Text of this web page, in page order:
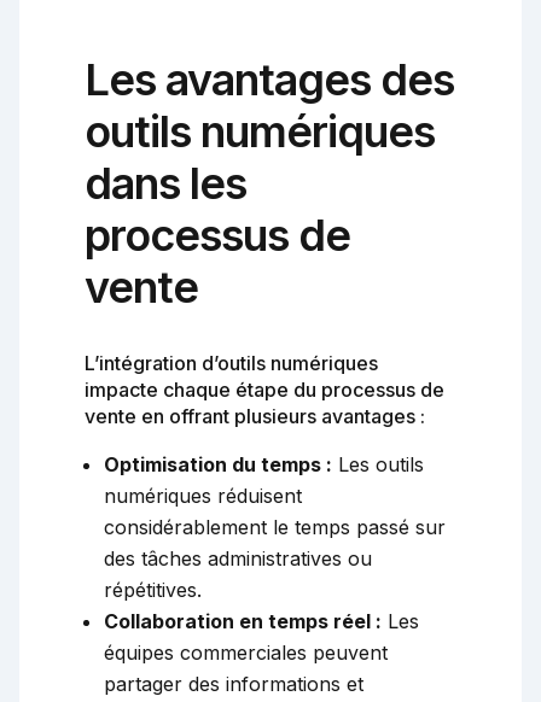
Les avantages des
outils numériques
dans les
processus de
vente
L’intégration d’outils numériques
impacte chaque étape du processus de
vente en offrant plusieurs avantages :
Optimisation du temps : Les outils
numériques réduisent
considérablement le temps passé sur
des tâches administratives ou
répétitives.
Collaboration en temps réel : Les
équipes commerciales peuvent
partager des informations et